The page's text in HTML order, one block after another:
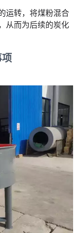
运转，将煤粉混合
从而为后续的炭化